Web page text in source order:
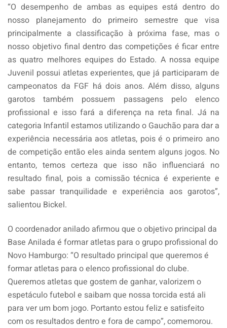
“O desempenho de ambas as equipes está dentro do
nosso planejamento do primeiro semestre que visa
principalmente a classificação à próxima fase, mas o
nosso objetivo final dentro das competições é ficar entre
as quatro melhores equipes do Estado. A nossa equipe
Juvenil possui atletas experientes, que já participaram de
campeonatos da FGF há dois anos. Além disso, alguns
garotos também possuem passagens pelo elenco
profissional e isso fará a diferença na reta final. Já na
categoria Infantil estamos utilizando o Gauchão para dar a
experiência necessária aos atletas, pois é o primeiro ano
de competição então eles ainda sentem alguns jogos. No
entanto, temos certeza que isso não influenciará no
resultado final, pois a comissão técnica é experiente e
sabe passar tranquilidade e experiência aos garotos”,
salientou Bickel.
O coordenador anilado afirmou que o objetivo principal da
Base Anilada é formar atletas para o grupo profissional do
Novo Hamburgo: “O resultado principal que queremos é
formar atletas para o elenco profissional do clube.
Queremos atletas que gostem de ganhar, valorizem o
espetáculo futebol e saibam que nossa torcida está ali
para ver um bom jogo. Portanto estou feliz e satisfeito
com os resultados dentro e fora de campo”, comemorou.